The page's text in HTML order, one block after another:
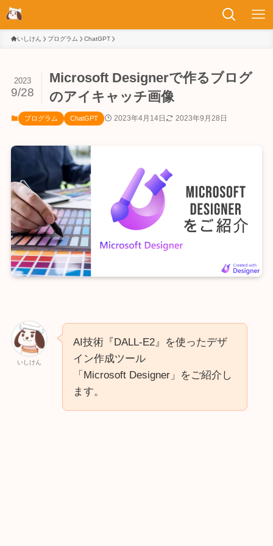
いしけん プログラム ChatGPT
Microsoft Designerで作るブログ
のアイキャッチ画像
2023
9/28
プログラム ChatGPT 2023年4月14日 2023年9月28日
いしけん
AI技術『DALL-E2』を使ったデザ
イン作成ツール
「Microsoft Designer」をご紹介し
ます。